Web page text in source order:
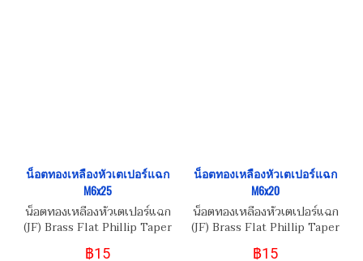
น็อตทองเหลืองหัวเตเปอร์แฉก
M6x25
น็อตทองเหลืองหัวเตเปอร์แฉก
(JF) Brass Flat Phillip Taper
฿15
น็อตทองเหลืองหัวเตเปอร์แฉก
M6x20
น็อตทองเหลืองหัวเตเปอร์แฉก
(JF) Brass Flat Phillip Taper
฿15